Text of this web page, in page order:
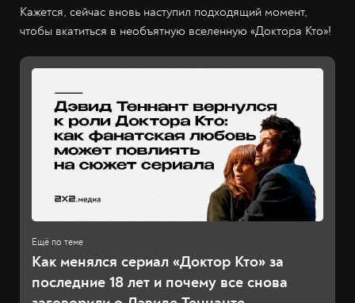
Кажется, сейчас вновь наступил подходящий момент,
чтобы вкатиться в необъятную вселенную «Доктора Кто»!
Как менялся сериал «Доктор Кто» за
последние 18 лет и почему все снова